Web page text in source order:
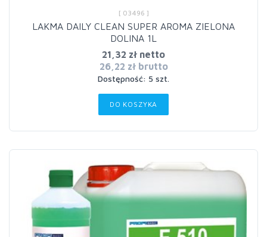
[ 03496 ]
LAKMA DAILY CLEAN SUPER AROMA ZIELONA
DOLINA 1L
21,32 zł netto
26,22 zł brutto
Dostępność: 5 szt.
DO KOSZYKA